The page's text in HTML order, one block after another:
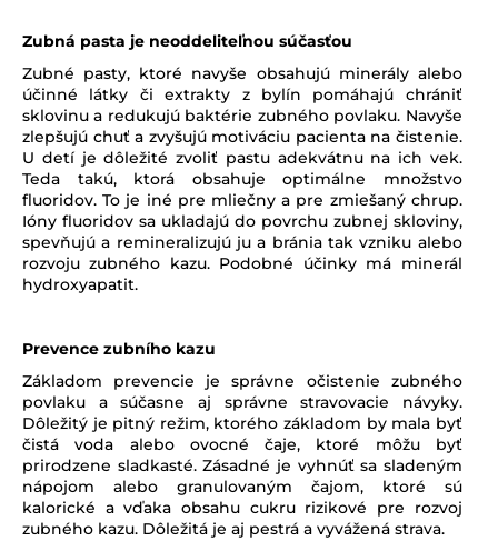
Zubná pasta je neoddeliteľnou súčasťou
Zubné pasty, ktoré navyše obsahujú minerály alebo
účinné látky či extrakty z bylín pomáhajú chrániť
sklovinu a redukujú baktérie zubného povlaku. Navyše
zlepšujú chuť a zvyšujú motiváciu pacienta na čistenie.
U detí je dôležité zvoliť pastu adekvátnu na ich vek.
Teda takú, ktorá obsahuje optimálne množstvo
fluoridov. To je iné pre mliečny a pre zmiešaný chrup.
Ióny fluoridov sa ukladajú do povrchu zubnej skloviny,
spevňujú a remineralizujú ju a bránia tak vzniku alebo
rozvoju zubného kazu. Podobné účinky má minerál
hydroxyapatit.
Prevence zubního kazu
Základom prevencie je správne očistenie zubného
povlaku a súčasne aj správne stravovacie návyky.
Dôležitý je pitný režim, ktorého základom by mala byť
čistá voda alebo ovocné čaje, ktoré môžu byť
prirodzene sladkasté. Zásadné je vyhnúť sa sladeným
nápojom alebo granulovaným čajom, ktoré sú
kalorické a vďaka obsahu cukru rizikové pre rozvoj
zubného kazu. Dôležitá je aj pestrá a vyvážená strava.